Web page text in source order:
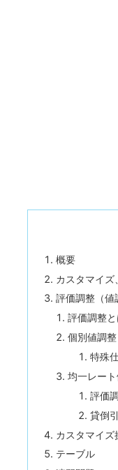
概要
カスタマイズ
評価調整（値
評価調整と
個別値調整
特殊
均一レー
評価
貸倒
カスタマイズ
テーブル